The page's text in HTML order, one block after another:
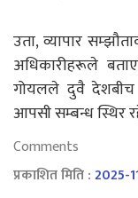
उता, व्यापार
अधिकारीहरूले
गोयलले दुवै देशबीच
आपसी सम्बन्ध स्थिर
Comments
प्रकाशित मिति :2025-